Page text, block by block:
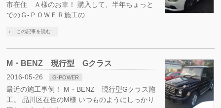
市在住 Ａ様のお車！ 購入して、半年ちょっと
でのＧ-ＰＯＷＥＲ施工の …
この記事を読む
M・BENZ 現行型 Gクラス
2016-05-26 G-POWER
最近の施工事例！ M・BENZ 現行型Gクラス施
工。 品川区在住のM様 いつものようにしっかり